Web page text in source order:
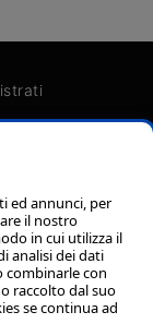
Ind.le A,
ed annunci, per
il nostro
in cui utilizza il
analisi dei dati
combinarle con
raccolto dal suo
se continua ad